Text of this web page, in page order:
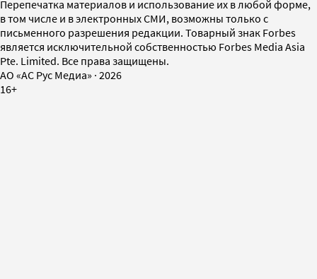
Перепечатка материалов и использование их в любой форме,
в том числе и в электронных СМИ, возможны только с
письменного разрешения редакции. Товарный знак Forbes
является исключительной собственностью Forbes Media Asia
Pte. Limited. Все права защищены.
AO «АС Рус Медиа» · 2026
16+